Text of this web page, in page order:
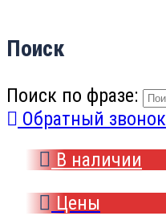
Поиск
Поиск по фразе:
Обратный звонок
В наличии
Цены